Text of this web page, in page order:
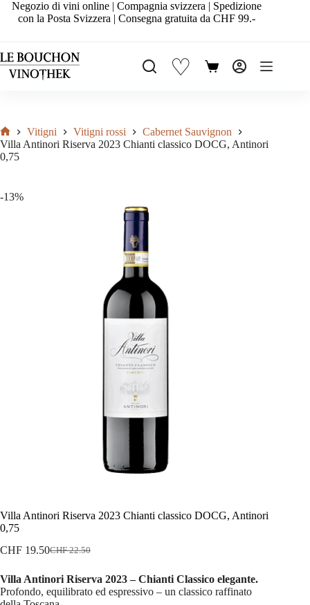
SaltaNegozio di vini online | Compagnia svizzera | Spedizione
con la Posta Svizzera | Consegna gratuita da CHF 99.-
♡ Carrello
Home
Vitigni Vitigni rossi
Cabernet Sauvignon
Villa Antinori Riserva 2023 Chianti classico DOCG, Antinori
0,75
-13%
Villa Antinori Riserva 2023 Chianti classico DOCG, Antinori
0,75
CHF22.50
Il
originale
era:
CHF 19.50
Il
attuale
è:
Villa Antinori Riserva 2023 – Chianti Classico elegante.
Profondo, equilibrato ed espressivo – un classico raffinato